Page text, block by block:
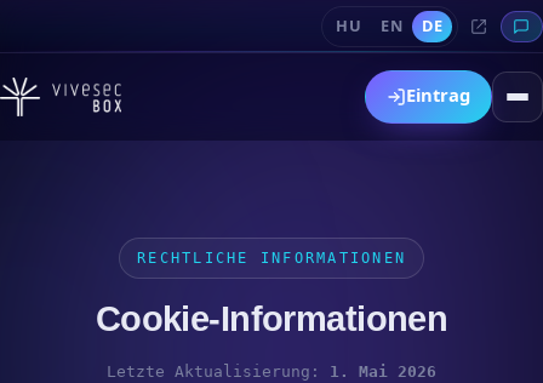
HU EN DE
Eintrag
RECHTLICHE INFORMATIONEN
Cookie-Informationen
Letzte Aktualisierung: 1. Mai 2026